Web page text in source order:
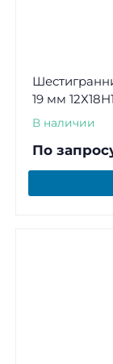
19 мм
В наличии
По